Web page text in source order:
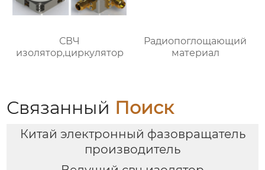
СВЧ
изолятор,циркулятор
Радиопоглощающий
материал
Связанный Поиск
Китай электронный фазовращатель
производитель